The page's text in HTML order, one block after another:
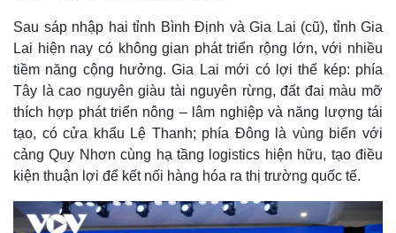
Sau sáp nhập hai tỉnh Bình Định và Gia Lai (cũ), tỉnh Gia
Lai hiện nay có không gian phát triển rộng lớn, với nhiều
tiềm năng cộng hưởng. Gia Lai mới có lợi thế kép: phía
Tây là cao nguyên giàu tài nguyên rừng, đất đai màu mỡ
thích hợp phát triển nông – lâm nghiệp và năng lượng tái
tạo, có cửa khẩu Lệ Thanh; phía Đông là vùng biển với
cảng Quy Nhơn cùng hạ tầng logistics hiện hữu, tạo điều
kiện thuận lợi để kết nối hàng hóa ra thị trường quốc tế.